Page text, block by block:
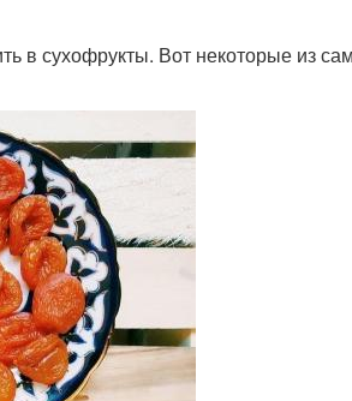
в сухофрукты. Вот некоторые из